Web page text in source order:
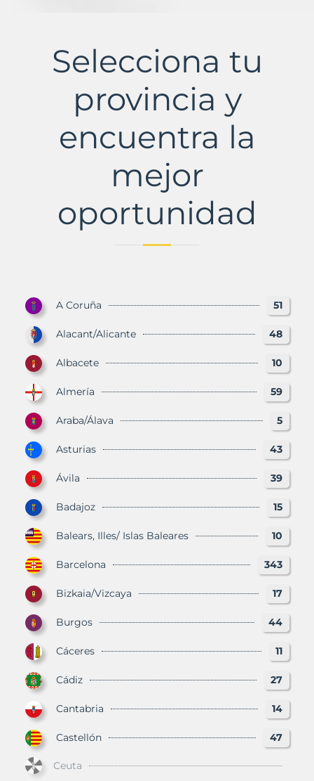
MurbalandsSelecciona tu
provincia y
encuentra la
mejor
oportunidad
A Coruña 51
Alacant/Alicante 48
Albacete 10
Almería 59
Araba/Álava 5
Asturias 43
Ávila 39
Badajoz 15
Balears, Illes/ Islas Baleares 10
Barcelona 343
Bizkaia/Vizcaya 17
Burgos 44
Cáceres 11
Cádiz 27
Cantabria 14
Castellón 47
Ceuta